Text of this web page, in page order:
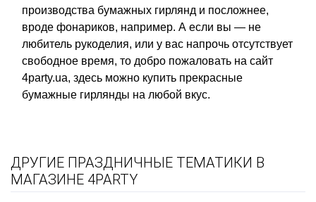
производства бумажных гирлянд и посложнее,
вроде фонариков, например. А если вы — не
любитель рукоделия, или у вас напрочь отсутствует
свободное время, то добро пожаловать на сайт
4party.ua, здесь можно купить прекрасные
бумажные гирлянды на любой вкус.
ДРУГИЕ ПРАЗДНИЧНЫЕ ТЕМАТИКИ В
МАГАЗИНЕ 4PARTY